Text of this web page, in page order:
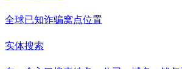
全球已知诈骗窝点位置
实体搜索